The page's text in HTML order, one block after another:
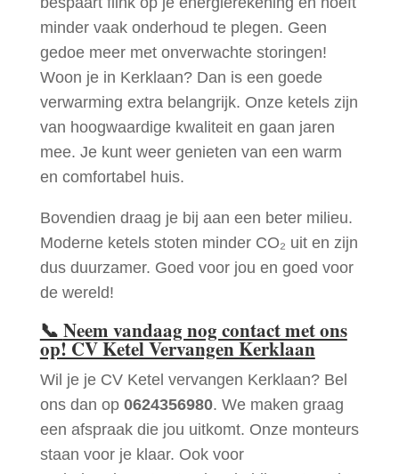
minder vaak onderhoud te plegen. Geen
gedoe meer met onverwachte storingen!
Woon je in Kerklaan? Dan is een goede
verwarming extra belangrijk. Onze ketels zijn
van hoogwaardige kwaliteit en gaan jaren
mee. Je kunt weer genieten van een warm
en comfortabel huis.
Bovendien draag je bij aan een beter milieu.
Moderne ketels stoten minder CO₂ uit en zijn
dus duurzamer. Goed voor jou en goed voor
de wereld!
📞 Neem vandaag nog contact met ons
op! CV Ketel Vervangen Kerklaan
Wil je je CV Ketel vervangen Kerklaan? Bel
ons dan op 0624356980. We maken graag
een afspraak die jou uitkomt. Onze monteurs
staan voor je klaar. Ook voor